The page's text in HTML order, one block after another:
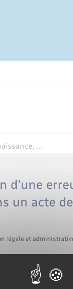
d'une
un acte
légale et